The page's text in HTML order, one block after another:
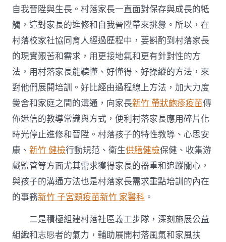
自我晉陞與生長。村落家長一直面對保存與成長的牴
觸，這對家長的進修和自我晉陞帶來挑釁。所以，在
村落校家社協同育人經過歷程中，要斟酌到村落家長
的現實艱苦和需求，用更接地氣和更有針對性的方
法，用村落家長能聽懂、好懂得、好操縱的方法，來
對他們展開培訓。好比經由過程線上方法，加大力度
黌舍和家庭之間的溝通，向家長新竹 帶狀皰疹疫苗傳
佈迷信的教導常識與方式，便利村落家長應用碎片化
時光停止進修和晉陞。村落孩子的特性教導、心思安
康、新竹 健檢行動規范、衛生供膳健檢保健、收集游
戲監管等方面尤其需求獲得家長的器重和追蹤關心，
與孩子的溝通方法也是村落家長需求重點培訓的內在
的事務新竹 子宮頸疫苗新竹 家醫科 。
二是積極組建村落社區義工步隊，深刻施展公益
組織和志愿者的氣力，輔助展開村落風氣和家風扶